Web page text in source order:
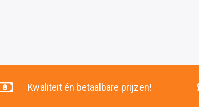
Kwaliteit én betaalbare prijzen!